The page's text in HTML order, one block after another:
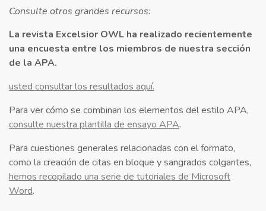
Consulte otros grandes recursos:
La revista Excelsior OWL ha realizado recientemente
una encuesta entre los miembros de nuestra sección
de la APA.
usted consultar los resultados aquí.
Para ver cómo se combinan los elementos del estilo APA,
consulte nuestra plantilla de ensayo APA.
Para cuestiones generales relacionadas con el formato,
como la creación de citas en bloque y sangrados colgantes,
hemos recopilado una serie de tutoriales de Microsoft
Word.